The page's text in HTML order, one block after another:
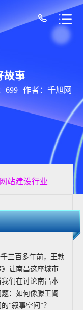
故事
699 作者：千旭网
网站建设行业
三百多年前，王勃
让南昌这座城市
们在讨论南昌本
：如何像滕王阁
“叙事空间”？